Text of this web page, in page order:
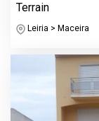
Terrain
Leiria > Maceira